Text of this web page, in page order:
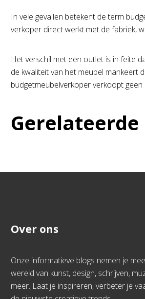
In vele gevallen betekent de term
verkoper direct werkt met de fabriek,
Het verschil met een outlet is in feite
de kwaliteit van het meubel mankeert
budgetmeubelverkoper verkoopt
Over ons
Onze informatieve blogs nemen je
wereld van kunst, design, schrijven,
meer. Laat je inspireren, verbeter je